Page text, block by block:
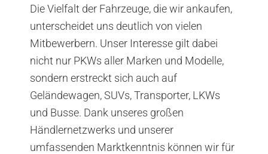
Die Vielfalt der Fahrzeuge, die wir ankaufen,
unterscheidet uns deutlich von vielen
Mitbewerbern. Unser Interesse gilt dabei
nicht nur PKWs aller Marken und Modelle,
sondern erstreckt sich auch auf
Geländewagen, SUVs, Transporter, LKWs
und Busse. Dank unseres großen
Händlernetzwerks und unserer
umfassenden Marktkenntnis können wir für